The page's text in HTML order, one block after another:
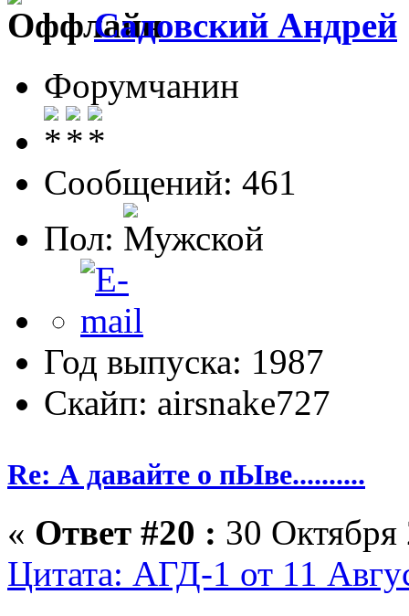
Садовский Андрей
Форумчанин
Сообщений: 461
Пол:
Год выпуска: 1987
Скайп: airsnake727
Re: А давайте о пЫве..........
« Ответ #20 : 30
Цитата: АГД-1 от 11